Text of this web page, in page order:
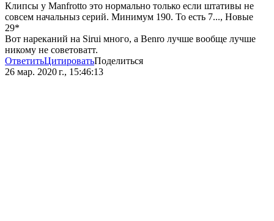
Клипсы у Manfrotto это нормально только если штативы не
совсем начальныз серий. Минимум 190. То есть 7..., Новые
29*
Вот нареканий на Sirui много, а Benro лучше вообще лучше
никому не советоватт.
ОтветитьЦитироватьПоделиться
26 мар. 2020 г., 15:46:13